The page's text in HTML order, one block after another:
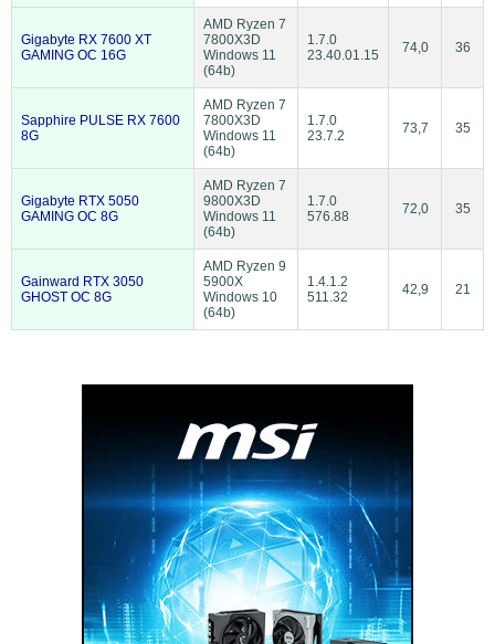
Gigabyte RX 7600 XT
GAMING OC 16G
AMD Ryzen 7
7800X3D
Windows 11
(64b)
1.7.0
23.40.01.15
74,0 36
Sapphire PULSE RX 7600
8G
AMD Ryzen 7
7800X3D
Windows 11
(64b)
1.7.0
23.7.2
73,7 35
Gigabyte RTX 5050
GAMING OC 8G
AMD Ryzen 7
9800X3D
Windows 11
(64b)
1.7.0
576.88
72,0 35
Gainward RTX 3050
GHOST OC 8G
AMD Ryzen 9
5900X
Windows 10
(64b)
1.4.1.2
511.32
42,9 21